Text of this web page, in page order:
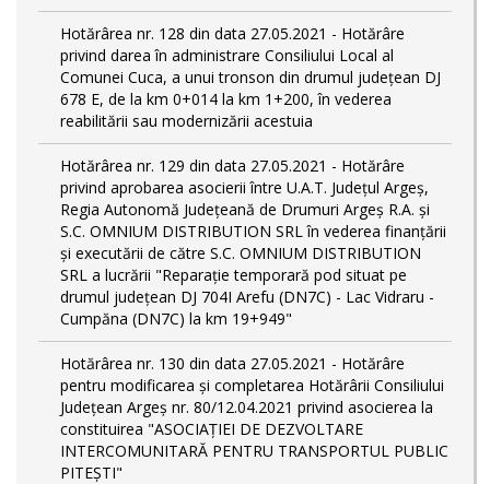
Hotărârea nr. 128 din data 27.05.2021 - Hotărâre
privind darea în administrare Consiliului Local al
Comunei Cuca, a unui tronson din drumul județean DJ
678 E, de la km 0+014 la km 1+200, în vederea
reabilitării sau modernizării acestuia
Hotărârea nr. 129 din data 27.05.2021 - Hotărâre
privind aprobarea asocierii între U.A.T. Județul Argeș,
Regia Autonomă Județeană de Drumuri Argeș R.A. și
S.C. OMNIUM DISTRIBUTION SRL în vederea finanţării
şi executării de către S.C. OMNIUM DISTRIBUTION
SRL a lucrării "Reparație temporară pod situat pe
drumul județean DJ 704I Arefu (DN7C) - Lac Vidraru -
Cumpăna (DN7C) la km 19+949"
Hotărârea nr. 130 din data 27.05.2021 - Hotărâre
pentru modificarea și completarea Hotărârii Consiliului
Județean Argeș nr. 80/12.04.2021 privind asocierea la
constituirea "ASOCIAȚIEI DE DEZVOLTARE
INTERCOMUNITARĂ PENTRU TRANSPORTUL PUBLIC
PITEȘTI"